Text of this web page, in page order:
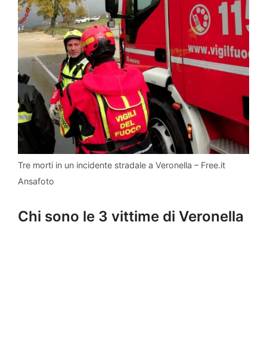
Tre morti in un incidente stradale a Veronella – Free.it
Ansafoto
Chi sono le 3 vittime di Veronella